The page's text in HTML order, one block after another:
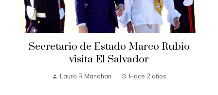
Secretario de Estado Marco Rubio
visita El Salvador
Laura R Manahan Hace 2 años